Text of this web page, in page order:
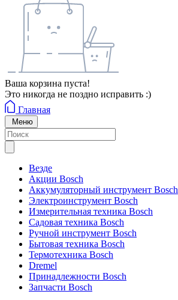
Ваша корзина пуста!
Это никогда не поздно исправить :)
Главная
Меню
Везде
Акции Bosch
Аккумуляторный инструмент Bosch
Электроинструмент Bosch
Измерительная техника Bosch
Садовая техника Bosch
Ручной инструмент Bosch
Бытовая техника Bosch
Термотехника Bosch
Dremel
Принадлежности Bosch
Запчасти Bosch